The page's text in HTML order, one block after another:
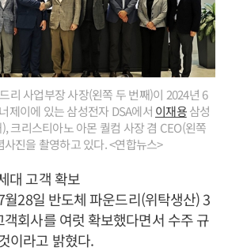
리 사업부장 사장(왼쪽 두 번째)이 2024년 6
제이에 있는 삼성전자 DSA에서 이재용삼성
크리스티아노 아몬 퀄컴 사장 겸 CEO(왼쪽
진을 촬영하고 있다. <연합뉴스>
대 고객 확보
28일 반도체 파운드리(위탁생산) 3
회사를 여럿 확보했다면서 수주 규
이라고 밝혔다.